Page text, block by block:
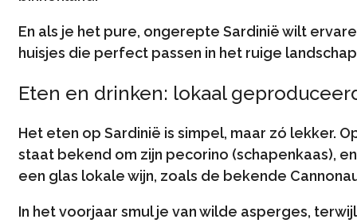
En als je het pure, ongerepte Sardinië wilt
huisjes die perfect passen in het ruige
Eten en drinken: lokaal
Het eten op Sardinië is simpel, maar zó lekker.
staat bekend om zijn pecorino (schapenkaas),
een glas lokale wijn, zoals de bekende
In het voorjaar smul je van wilde asperges,